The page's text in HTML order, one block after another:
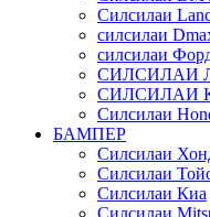
Силсилаи
силсилаи
силсилаи
СИЛСИЛАИ
СИЛСИЛАИ
Силсилаи
БАМПЕР
Силсилаи
Силсилаи
Силсилаи Киа
Силсилаи